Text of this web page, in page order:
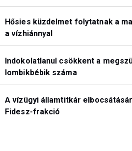
Hősies küzdelmet folytatnak a
a vízhiánnyal
Indokolatlanul csökkent a
lombikbébik száma
A vízügyi államtitkár
Fidesz-frakció